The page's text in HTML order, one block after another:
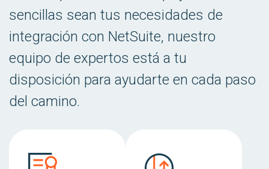
sencillas sean tus necesidades de
integración con NetSuite, nuestro
equipo de expertos está a tu
disposición para ayudarte en cada paso
del camino.